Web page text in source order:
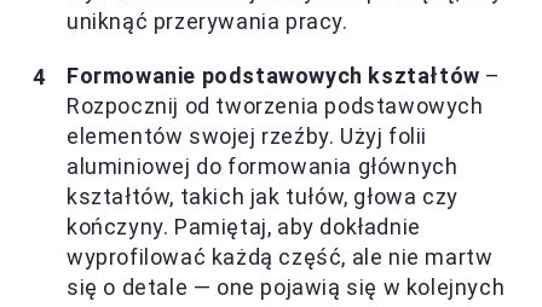
uniknąć przerywania pracy.
Formowanie podstawowych kształtów –
Rozpocznij od tworzenia podstawowych
elementów swojej rzeźby. Użyj folii
aluminiowej do formowania głównych
kształtów, takich jak tułów, głowa czy
kończyny. Pamiętaj, aby dokładnie
wyprofilować każdą część, ale nie martw
się o detale — one pojawią się w kolejnych